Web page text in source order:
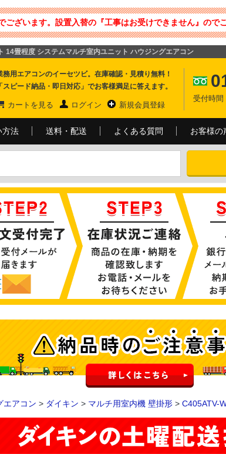
ざいます。設置入替の『工事はお受けできません』の
14畳程度 システムマルチ室内ユニット ハウジングエアコン
務用エアコンのイーセツビ。在庫確認・見積り無料！
「スピード納品・即日対応」でお客様満足に答えます。
カートを見る ログイン 新規会員登録
受付時間
方法 送料・配送 よくある質問 お客様の
エアコン > ダイキン > マルチ用室内機 壁掛形 > C405ATV-